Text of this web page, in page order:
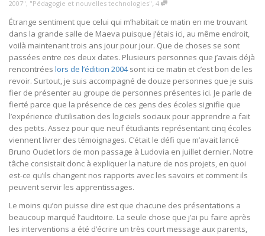
2007", "Pédagogie et nouvelles technologies", 4
Étrange sentiment que celui qui m’habitait ce matin en me trouvant
dans la grande salle de Maeva puisque j’étais ici, au même endroit,
voilà maintenant trois ans jour pour jour. Que de choses se sont
passées entre ces deux dates. Plusieurs personnes que j’avais déjà
rencontrées lors de l’édition 2004sont ici ce matin et c’est bon de les
revoir. Surtout, je suis accompagné de douze personnes que je suis
fier de présenter au groupe de personnes présentes ici. Je parle de
fierté parce que la présence de ces gens des écoles signifie que
l’expérience d’utilisation des logiciels sociaux pour apprendre a fait
des petits. Assez pour que neuf étudiants représentant cinq écoles
viennent livrer des témoignages. C’était le défi que m’avait lancé
Bruno Oudet lors de mon passage à Ludovia en juillet dernier. Notre
tâche consistait donc à expliquer la nature de nos projets, en quoi
est-ce qu’ils changent nos rapports avec les savoirs et comment ils
peuvent servir les apprentissages.
Le moins qu’on puisse dire est que chacune des présentations a
beaucoup marqué l’auditoire. La seule chose que j’ai pu faire après
les interventions a été d’écrire un très court message aux parents,